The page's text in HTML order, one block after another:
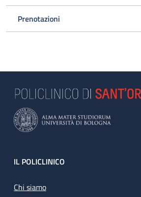
Prenotazioni
Footer
IL POLICLINICO
Chi siamo